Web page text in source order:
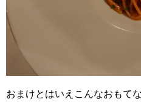
おまけとはいえこんなおもて